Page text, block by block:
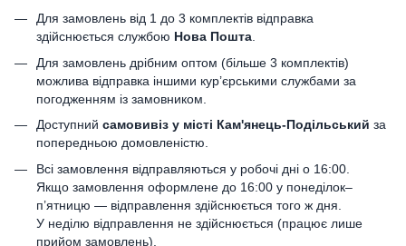
Для замовлень від 1 до 3 комплектів відправка
здійснюється службою Нова Пошта.
Для замовлень дрібним оптом (більше 3 комплектів)
можлива відправка іншими кур’єрськими службами за
погодженням із замовником.
Доступний самовивіз у місті Кам'янець-Подільський за
попередньою домовленістю.
Всі замовлення відправляються у робочі дні о 16:00.
Якщо замовлення оформлене до 16:00 у понеділок–
п’ятницю — відправлення здійснюється того ж дня.
У неділю відправлення не здійснюється (працює лише
прийом замовлень).